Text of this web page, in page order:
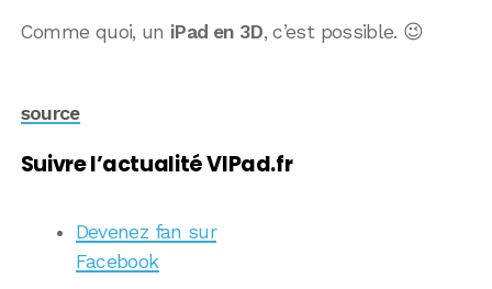
Comme quoi, un iPad en 3D, c’est possible. 😉
source
Suivre l’actualité VIPad.fr
Devenez fan sur
Facebook